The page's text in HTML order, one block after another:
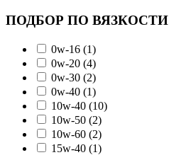
ПОДБОР ПО ВЯЗКОСТИ
0w-16 (1)
0w-20 (4)
0w-30 (2)
0w-40 (1)
10w-40 (10)
10w-50 (2)
10w-60 (2)
15w-40 (1)